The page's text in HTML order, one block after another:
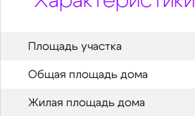
Площадь участка
Общая площадь дома
Жилая площадь дома